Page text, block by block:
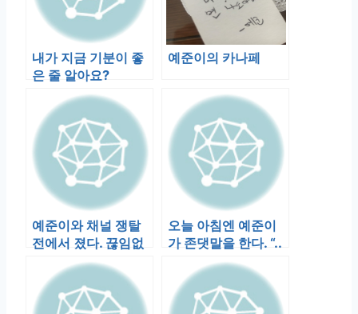
내가 지금 기분이 좋
은 줄 알아요?
예준이의 카나페
예준이와 채널 쟁탈
전에서 졌다. 끊임없
는 “엄마 가~” 공격
에.. 분…
오늘 아침엔 예준이
가 존댓말을 한다. “..
했어요”, “네!”,…